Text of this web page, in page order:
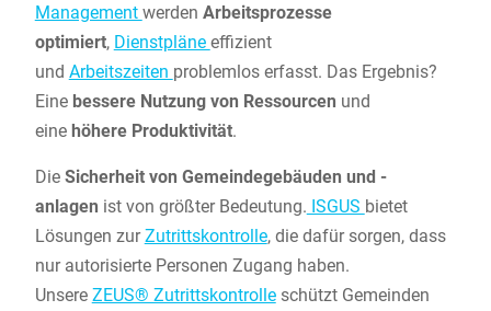
Management werden Arbeitsprozesse
optimiert, Dienstpläne effizient
und Arbeitszeiten problemlos erfasst. Das Ergebnis?
Einebessere Nutzung von Ressourcen und
eine höhere Produktivität.
Die Sicherheit von Gemeindegebäuden und -
anlagen ist von größter Bedeutung. ISGUS bietet
Lösungen zurZutrittskontrolle, die dafür sorgen, dass
nur autorisierte Personen Zugang haben.
Unsere ZEUS® Zutrittskontrolleschützt Gemeinden